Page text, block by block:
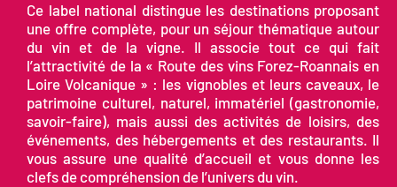
Ce label national distingue les destinations proposant
une offre complète, pour un séjour thématique autour
du vin et de la vigne. Il associe tout ce qui fait
l’attractivité de la « Route des vins Forez-Roannais en
Loire Volcanique » : les vignobles et leurs caveaux, le
patrimoine culturel, naturel, immatériel (gastronomie,
savoir-faire), mais aussi des activités de loisirs, des
événements, des hébergements et des restaurants. Il
vous assure une qualité d’accueil et vous donne les
clefs de compréhension de l’univers du vin.